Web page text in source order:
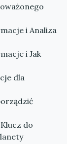
i Analiza
i Jak
dla
do